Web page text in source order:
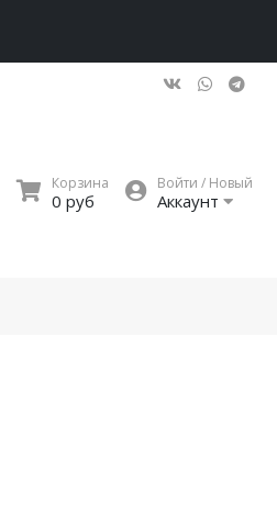
Корзина
0 руб
Войти / Новый
Аккаунт